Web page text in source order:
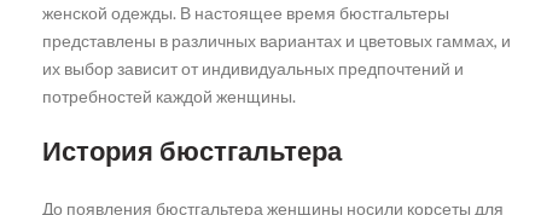
женской одежды. В настоящее время бюстгальтеры
представлены в различных вариантах и цветовых гаммах, и
их выбор зависит от индивидуальных предпочтений и
потребностей каждой женщины.
История бюстгальтера
До появления бюстгальтера женщины носили корсеты для